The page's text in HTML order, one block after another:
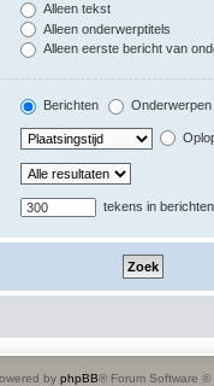
Alleen tekst
Alleen onderwerptitels
Alleen eerste bericht van
Berichten Onderwerpen
tekens in berichten
by phpBB® Forum Software ©